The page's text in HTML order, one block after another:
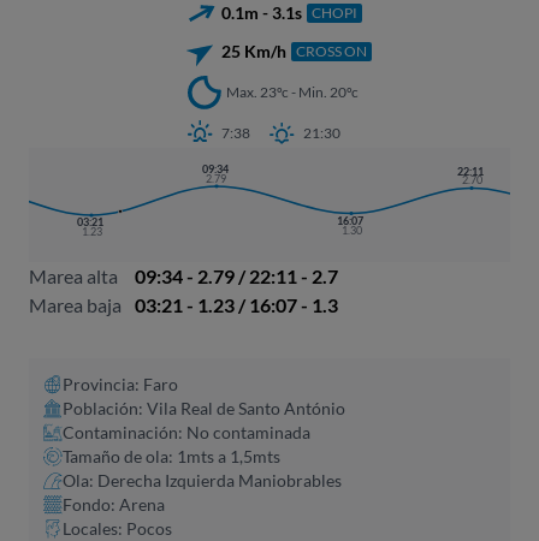
0.1m - 3.1s CHOPI
25 Km/h CROSS ON
Max. 23ºc - Min. 20ºc
7:38 21:30
03:21
1.23
09:34
2.79
16:07
1.30
22:11
2.70
Marea alta
09:34 - 2.79 / 22:11 - 2.7
Marea baja
03:21 - 1.23 / 16:07 - 1.3
Provincia: Faro
Población: Vila Real de Santo António
Contaminación: No contaminada
Tamaño de ola: 1mts a 1,5mts
Ola: Derecha Izquierda Maniobrables
Fondo: Arena
Locales: Pocos